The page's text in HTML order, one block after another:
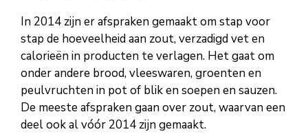
In 2014 zijn er afspraken gemaakt om stap voor
stap de hoeveelheid aan zout, verzadigd vet en
calorieën in producten te verlagen. Het gaat om
onder andere brood, vleeswaren, groenten en
peulvruchten in pot of blik en soepen en sauzen.
De meeste afspraken gaan over zout, waarvan een
deel ook al vóór 2014 zijn gemaakt.